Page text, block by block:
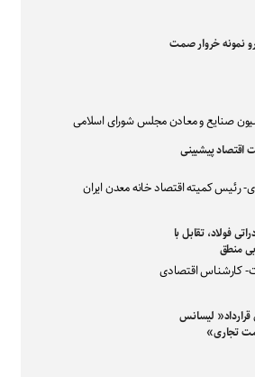
نمونه خروار صمت
صنایع و معادن مجلس شورای اسلامی
اقتصاد پیشبینی
رئیس کمیته اقتصاد خانه معدن ایران
فولاد، تقابل با
منطق
کارشناس اقتصادی
قرارداد« لیسانس
تجاری»